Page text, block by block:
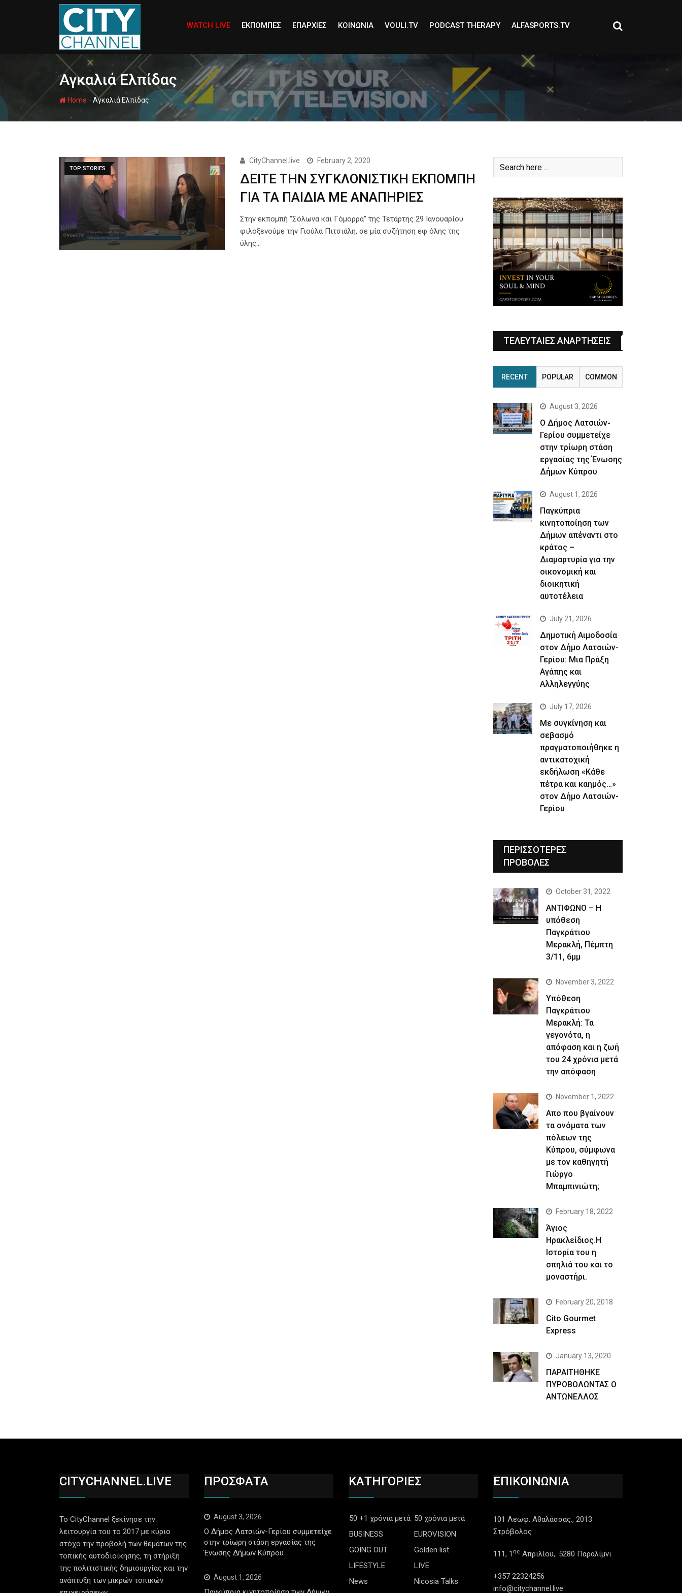
WATCH LIVE ΕΚΠΟΜΠΕΣ ΕΠΑΡΧΙΕΣ ΚΟΙΝΩΝΙΑ VOULI.TV PODCAST THERAPY ALFASPORTS.TV
Αγκαλιά Ελπίδας
Home -Αγκαλιά Ελπίδας
TOP STORIES
CityChannel.live February 2, 2020
ΔΕΙΤΕ ΤΗΝ ΣΥΓΚΛΟΝΙΣΤΙΚΗ ΕΚΠΟΜΠΗ
ΓΙΑ ΤΑ ΠΑΙΔΙΑ ΜΕ ΑΝΑΠΗΡΙΕΣ
Στην εκπομπή “Σόλωνα και Γόμορρα” της Τετάρτης 29 Ιανουαρίου
φιλοξενούμε την Γιούλα Πιτσιάλη, σε μία συζήτηση εφ όλης της
ύλης…
ΤΕΛΕΥΤΑΙΕΣ ΑΝΑΡΤΗΣΕΙΣ
RECENT POPULAR COMMON
August 3, 2026
Ο Δήμος Λατσιών-
Γερίου συμμετείχε
στην τρίωρη στάση
εργασίας της Ένωσης
Δήμων Κύπρου
August 1, 2026
Παγκύπρια
κινητοποίηση των
Δήμων απέναντι στο
κράτος –
Διαμαρτυρία για την
οικονομική και
διοικητική
αυτοτέλεια
July 21, 2026
Δημοτική Αιμοδοσία
στον Δήμο Λατσιών-
Γερίου: Μια Πράξη
Αγάπης και
Αλληλεγγύης
July 17, 2026
Με συγκίνηση και
σεβασμό
πραγματοποιήθηκε η
αντικατοχική
εκδήλωση «Κάθε
πέτρα και καημός…»
στον Δήμο Λατσιών-
Γερίου
ΠΕΡΙΣΣΟΤΕΡΕΣ
ΠΡΟΒΟΛΕΣ
October 31, 2022
ΑΝΤΙΦΩΝΟ – Η
υπόθεση
Παγκράτιου
Μερακλή, Πέμπτη
3/11, 6μμ
November 3, 2022
Yπόθεση
Παγκράτιου
Μερακλή: Τα
γεγονότα, η
απόφαση και η ζωή
του 24 χρόνια μετά
την απόφαση
November 1, 2022
Απο που βγαίνουν
τα ονόματα των
πόλεων της
Κύπρου, σύμφωνα
με τον καθηγητή
Γιώργο
Μπαμπινιώτη;
February 18, 2022
Άγιος
Ηρακλείδιος.Η
Ιστορία του η
σπηλιά του και το
μοναστήρι.
February 20, 2018
Cito Gourmet
Express
January 13, 2020
ΠΑΡΑΙΤΗΘΗΚΕ
ΠΥΡΟΒΟΛΩΝΤΑΣ Ο
ΑΝΤΩΝΕΛΛΟΣ
CITYCHANNEL.LIVE
Το CityChannel ξεκίνησε την
λειτουργία του το 2017 με κύριο
στόχο την προβολή των θεμάτων της
τοπικής αυτοδιοίκησης, τη στήριξη
της πολιτιστικής δημιουργίας και την
ανάπτυξη των μικρών τοπικών
ΠΡΟΣΦΑΤΑ
August 3, 2026
Ο Δήμος Λατσιών-Γερίου συμμετείχε
στην τρίωρη στάση εργασίας της
Ένωσης Δήμων Κύπρου
August 1, 2026
ΚΑΤΗΓΟΡΙΕΣ
50 +1 χρόνια μετά 50 χρόνια μετά
BUSINESS
EUROVISION
GOING OUT
Golden list
LIFESTYLE
LIVE
News
Nicosia Talks
ΕΠΙΚΟΙΝΩΝΙΑ
101 Λεωφ. Αθαλάσσας., 2013
Στρόβολος
111, 1 ης Απριλίου,. 5280 Παραλίμνι
+357 22324256
info@citychannel.live